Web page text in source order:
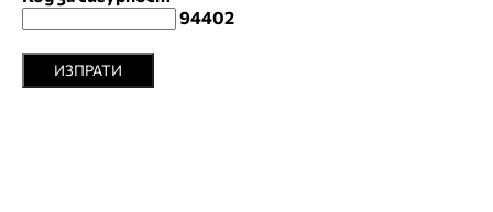
94402
ИЗПРАТИ